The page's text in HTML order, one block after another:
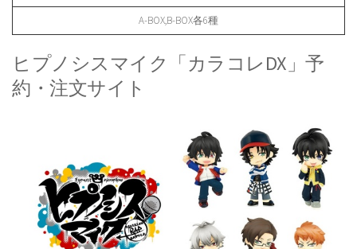
A-BOX,B-BOX各6種
ヒプノシスマイク「カラコレDX」予
約・注文サイト